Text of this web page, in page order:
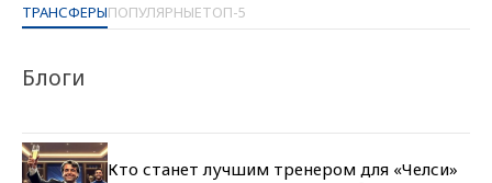
ТРАНСФЕРЫПОПУЛЯРНЫЕТОП-5
Блоги
Кто станет лучшим тренером для «Челси»